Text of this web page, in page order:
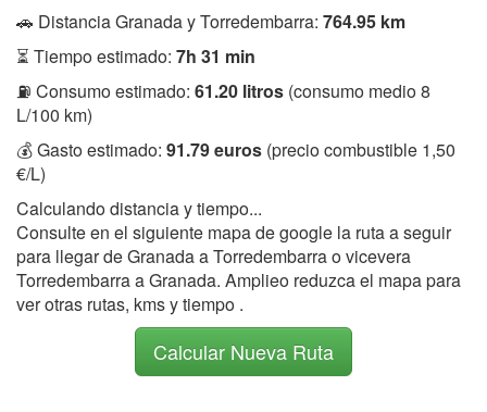
🚗 Distancia Granada y Torredembarra: 764.95 km
⏳ Tiempo estimado: 7h 31 min
⛽ Consumo estimado: 61.20 litros (consumo medio 8
L/100 km)
💰 Gasto estimado: 91.79 euros (precio combustible 1,50
€/L)
Calculando distancia y tiempo...
Consulte en el siguiente mapa de google la ruta a seguir
para llegar de Granada a Torredembarra o vicevera
Torredembarra a Granada. Amplieo reduzca el mapa para
ver otras rutas, kms y tiempo .
Calcular Nueva Ruta